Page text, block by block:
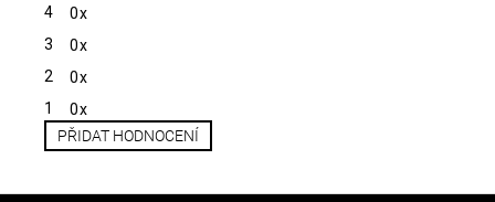
4
0x
3
0x
2
0x
1
0x
PŘIDAT HODNOCENÍ
ý